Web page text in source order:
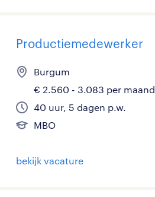
Productiemedewerker
Burgum
€ 2.560 - 3.083 per maand
40 uur, 5 dagen p.w.
MBO
bekijk vacature